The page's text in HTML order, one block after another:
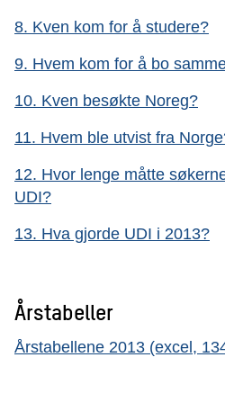
8. Kven kom for å studere?
9. Hvem kom for å bo
10. Kven besøkte Noreg?
11. Hvem ble utvist fra
12. Hvor lenge måtte
UDI?
13. Hva gjorde UDI i 2013?
Årstabeller
Årstabellene 2013 (excel,